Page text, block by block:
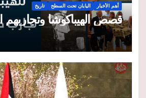
أهم الأخبار اليابان تحت السطح تاريخ
قصص الهيباكوشا وتجاربهم